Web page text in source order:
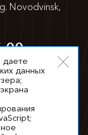
g. Novodvinsk,
00
даете
данных